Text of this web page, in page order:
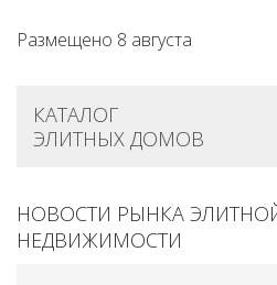
Размещено 8 августа
КАТАЛОГ
ЭЛИТНЫХ ДОМОВ
НОВОСТИ РЫНКА
НЕДВИЖИМОСТИ